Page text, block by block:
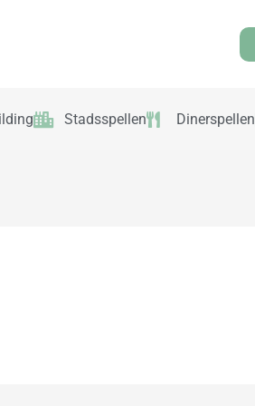
Stadsspellen Dinerspellen